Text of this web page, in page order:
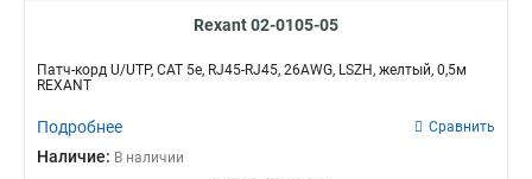
Rexant 02-0105-05
Патч-корд U/UTP, CAT 5e, RJ45-RJ45, 26AWG, LSZH, желтый, 0,5м
REXANT
Подробнее Сравнить
Наличие: В наличии